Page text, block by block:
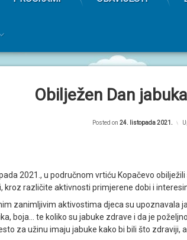
Obilježen Dan
Posted on24. listopada 2021.
2021., u područnom vrtiću Kopačevo
kroz različite aktivnosti primjerene dobi i
zanimljivim aktivostima djeca su upoznavala
boja… te koliko su jabuke zdrave i da je
za užinu imaju jabuke kako bi bili što zdraviji,